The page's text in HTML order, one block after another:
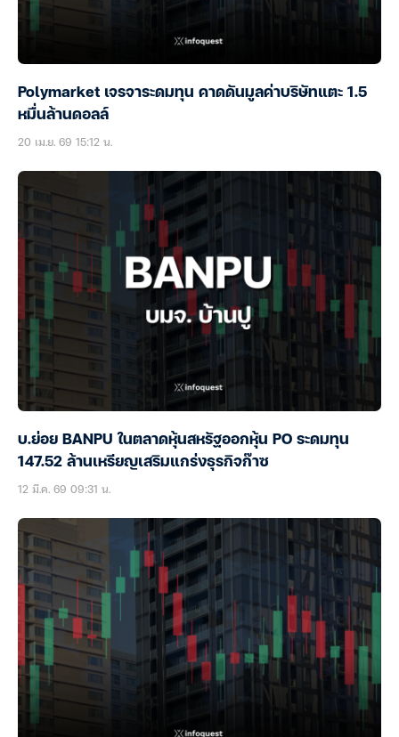
Polymarket เจรจาระดมทุน คาดดันมูลค่าบริษัทแตะ 1.5
หมื่นล้านดอลล์
20 เม.ย. 69 15:12 น.
บ.ย่อย BANPU ในตลาดหุ้นสหรัฐออกหุ้น PO ระดมทุน
147.52 ล้านเหรียญเสริมแกร่งธุรกิจก๊าซ
12 มี.ค. 69 09:31 น.